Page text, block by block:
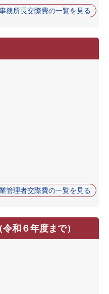
務所長交際費の一覧を見る
管理者交際費の一覧を見る
和６年度まで）